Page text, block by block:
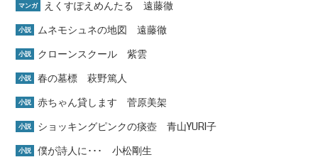
マンガ えくすぽえめんたる 遠藤徹
小説 ムネモシュネの地図 遠藤徹
小説 クローンスクール 紫雲
小説 春の墓標 萩野篤人
小説 赤ちゃん貸します 菅原美架
小説 ショッキングピンクの痰壺 青山YURI子
小説 僕が詩人に･･･ 小松剛生